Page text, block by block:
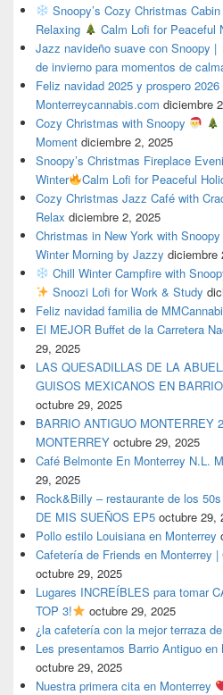
Snoopy’s Cozy Christmas Cabin
Relaxing
Calm Lofi for Peaceful
Jazz navideño suave con Snoopy |
de invierno para momentos de
Feliz navidad 2025 y prospero
Monterreycannabis.com diciembre
Cozy Christmas with Snoopy
Moment diciembre 2, 2025
Snoopy’s Christmas Fireplace
Winter
Calm Lofi for Peaceful
Cozy Christmas Jazz Café with
Relax diciembre 2, 2025
Christmas in New York with Snoopy
Winter Morning by Jazzy diciembre
Chill Winter Campfire with
Snoozi Lofi for Work & Study
Feliz navidad familia de
El MEJOR Buffet de la Carretera
29, 2025
LAS QUESADILLAS DE LA
GUISOS MEXICANOS EN
octubre 29, 2025
BARRIO ANTIGUO MONTERREY
MONTERREY octubre 29, 2025
Café Belmonte En Monterrey N.L.
29, 2025
Rock&Billy – restaurante de los
DE MIS SUEÑOS EP5 octubre 29,
Pollo estilo Louisiana en Monterrey
Cafetería de Friends en Monterrey |
octubre 29, 2025
Lugares INCREÍBLES para tomar
TOP 3!
octubre 29, 2025
¿la cafetería con la mejor terraza
Les presentamos Barrio Antiguo
octubre 29, 2025
Nuestra primera cita en Monterrey